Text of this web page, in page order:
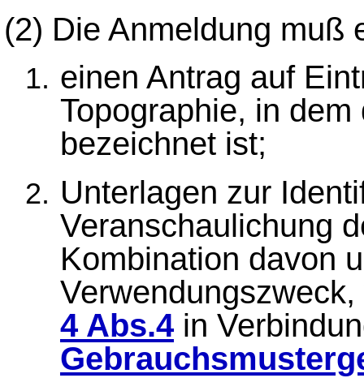
(2) Die Anmeldung muß
einen Antrag auf
Topographie, in
bezeichnet ist;
Unterlagen zur
Veranschaulichung
Kombination davon
4 Abs.4in